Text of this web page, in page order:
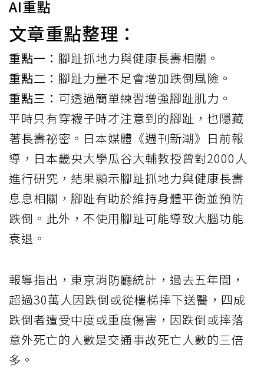
AI重點
文章重點整理：
重點一： 腳趾抓地力與健康長壽相關。
重點二： 腳趾力量不足會增加跌倒風險。
重點三： 可透過簡單練習增強腳趾肌力。
平時只有穿襪子時才注意到的腳趾，也隱藏
著長壽祕密。 日本媒體《週刊新潮》 日前報
導，日本畿央大學瓜谷大輔教授曾對2000人
進行研究，結果顯示腳趾抓地力與健康長壽
息息相關，腳趾有助於維持身體平衡並預防
跌倒。此外，不使用腳趾可能導致大腦功能
衰退。
報導指出，東京消防廳統計，過去五年間，
超過30萬人因跌倒或從樓梯摔下送醫，四成
跌倒者遭受中度或重度傷害，因跌倒或摔落
意外死亡的人數是交通事故死亡人數的三倍
多。